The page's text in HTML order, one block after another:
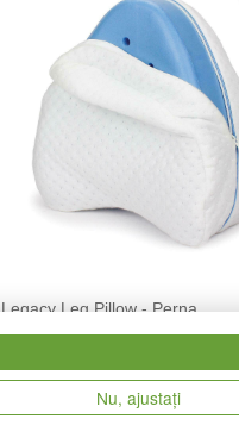
Legacy Leg Pillow - Perna
11908
Nu, ajustați